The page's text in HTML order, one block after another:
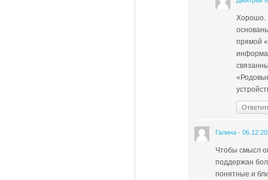
Хорошо.
прямой
Галина -
Чтобы смысл
поддержан
понятные и